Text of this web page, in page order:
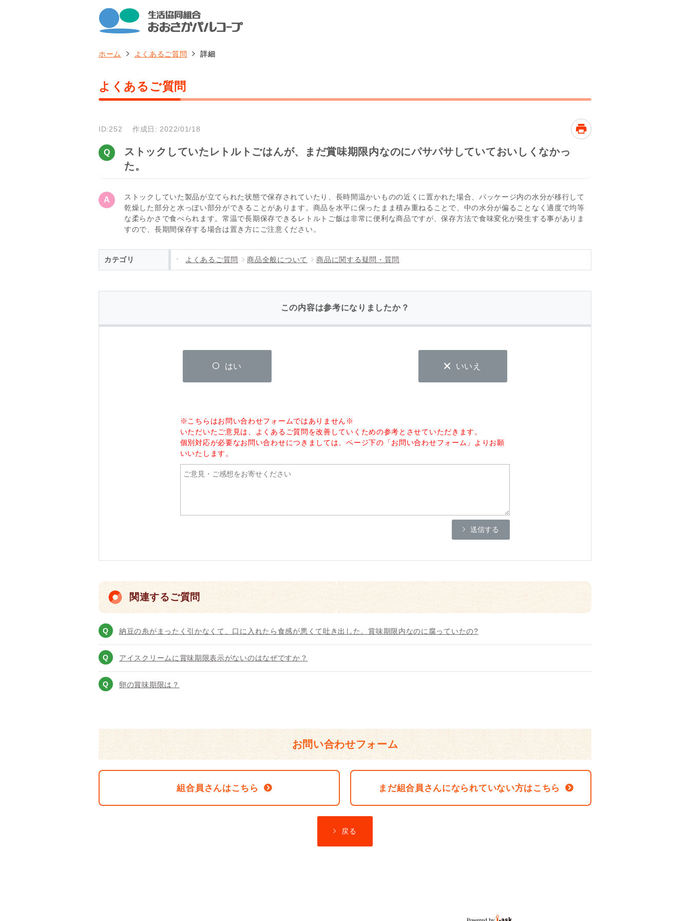
ホーム よくあるご質問 詳細
よくあるご質問
ID:252 作成日: 2022/01/18
ストックしていたレトルトごはんが、まだ賞味期限内なのにパサパサしていておいしくなかっ
た。
ストックしていた製品が立てられた状態で保存されていたり、長時間温かいものの近くに置かれた場合、パッケージ内の水分が移行して
乾燥した部分と水っぽい部分ができることがあります。商品を水平に保ったまま積み重ねることで、中の水分が偏ることなく適度で均等
な柔らかさで食べられます。常温で長期保存できるレトルトご飯は非常に便利な商品ですが、保存方法で食味変化が発生する事がありま
すので、長期間保存する場合は置き方にご注意ください。
カテゴリ よくあるご質問 商品全般について 商品に関する疑問・質問
この内容は参考になりましたか？
はい いいえ
※こちらはお問い合わせフォームではありません※
いただいたご意見は、よくあるご質問を改善していくための参考とさせていただきます。
個別対応が必要なお問い合わせにつきましては、ページ下の「お問い合わせフォーム」よりお願
いいたします。
送信する
関連するご質問
納豆の糸がまったく引かなくて、口に入れたら食感が悪くて吐き出した。賞味期限内なのに腐っていたの?
アイスクリームに賞味期限表示がないのはなぜですか？
卵の賞味期限は？
お問い合わせフォーム
組合員さんはこちら まだ組合員さんになられていない方はこちら
戻る